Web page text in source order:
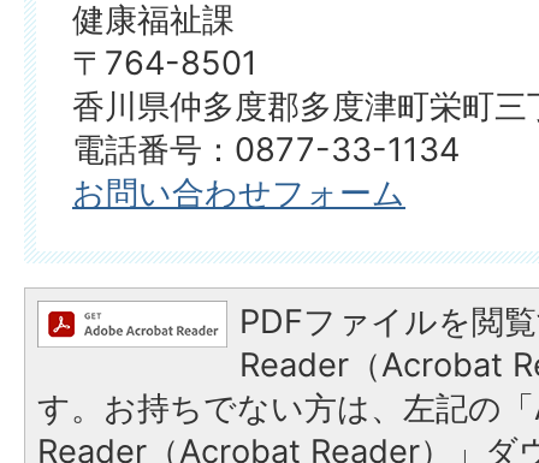
健康福祉課
〒764-8501
香川県仲多度郡多度津町栄町
電話番号：0877-33-1134
お問い合わせフォーム
PDFファイルを閲
Reader（Acrobat
す。お持ちでない方は、左記の
Reader（Acrobat Reader）」ダ